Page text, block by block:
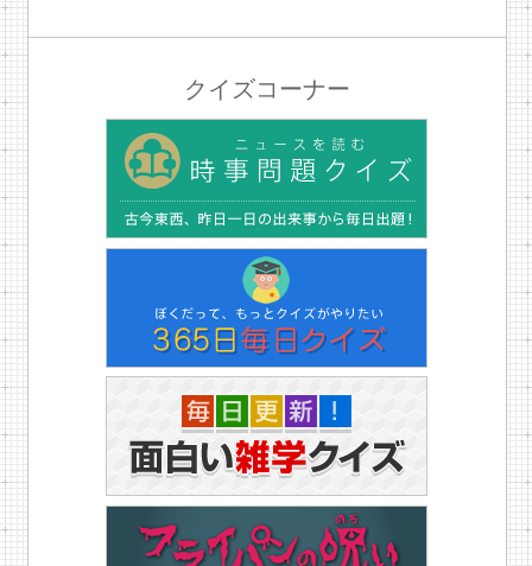
クイズコーナー